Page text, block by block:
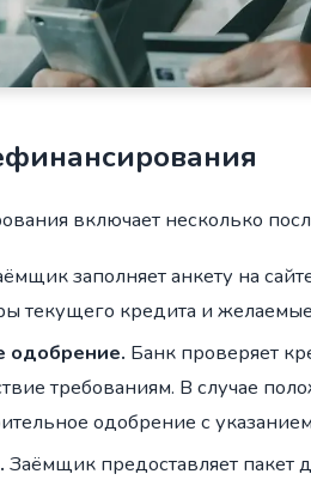
включает несколько
заполняет анкету на
текущего кредита и
одобрение. Банк проверяет
требованиям. В случае
одобрение с
Заёмщик предоставляет пакет